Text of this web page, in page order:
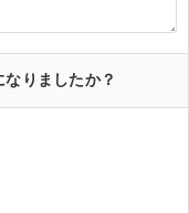
りましたか？